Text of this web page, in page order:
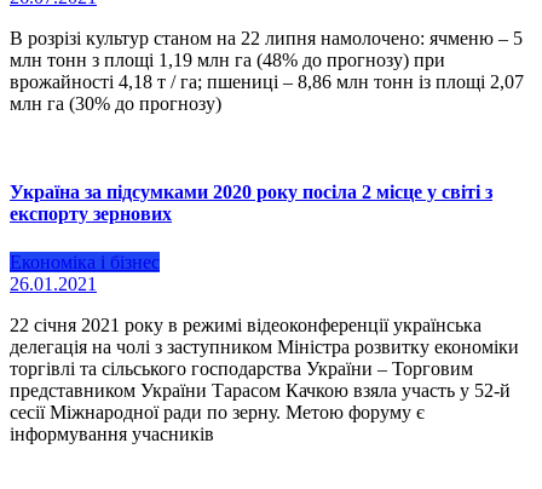
В розрізі культур станом на 22 липня намолочено: ячменю – 5
млн тонн з площі 1,19 млн га (48% до прогнозу) при
врожайності 4,18 т / га; пшениці – 8,86 млн тонн із площі 2,07
млн ​​га (30% до прогнозу)
Україна за підсумками 2020 року посіла 2 місце у світі з
експорту зернових
Економіка і бізнес
26.01.2021
22 січня 2021 року в режимі відеоконференції українська
делегація на чолі з заступником Міністра розвитку економіки
торгівлі та сільського господарства України – Торговим
представником України Тарасом Качкою взяла участь у 52-й
сесії Міжнародної ради по зерну. Метою форуму є
інформування учасників